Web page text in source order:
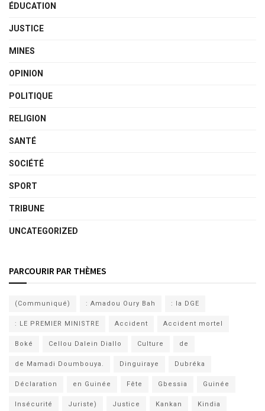
ÉDUCATION
JUSTICE
MINES
OPINION
POLITIQUE
RELIGION
SANTÉ
SOCIÉTÉ
SPORT
TRIBUNE
UNCATEGORIZED
PARCOURIR PAR THÈMES
(Communiqué) : Amadou Oury Bah : la DGE
: LE PREMIER MINISTRE Accident Accident mortel
Boké Cellou Dalein Diallo Culture de
de Mamadi Doumbouya. Dinguiraye Dubréka
Déclaration en Guinée Fête Gbessia Guinée
Insécurité Juriste) Justice Kankan Kindia